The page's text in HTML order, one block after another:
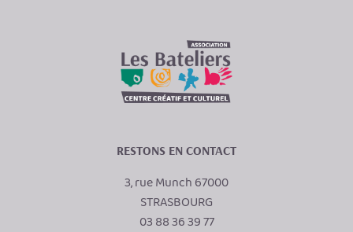
RESTONS EN CONTACT
3, rue Munch 67000
STRASBOURG
03 88 36 39 77